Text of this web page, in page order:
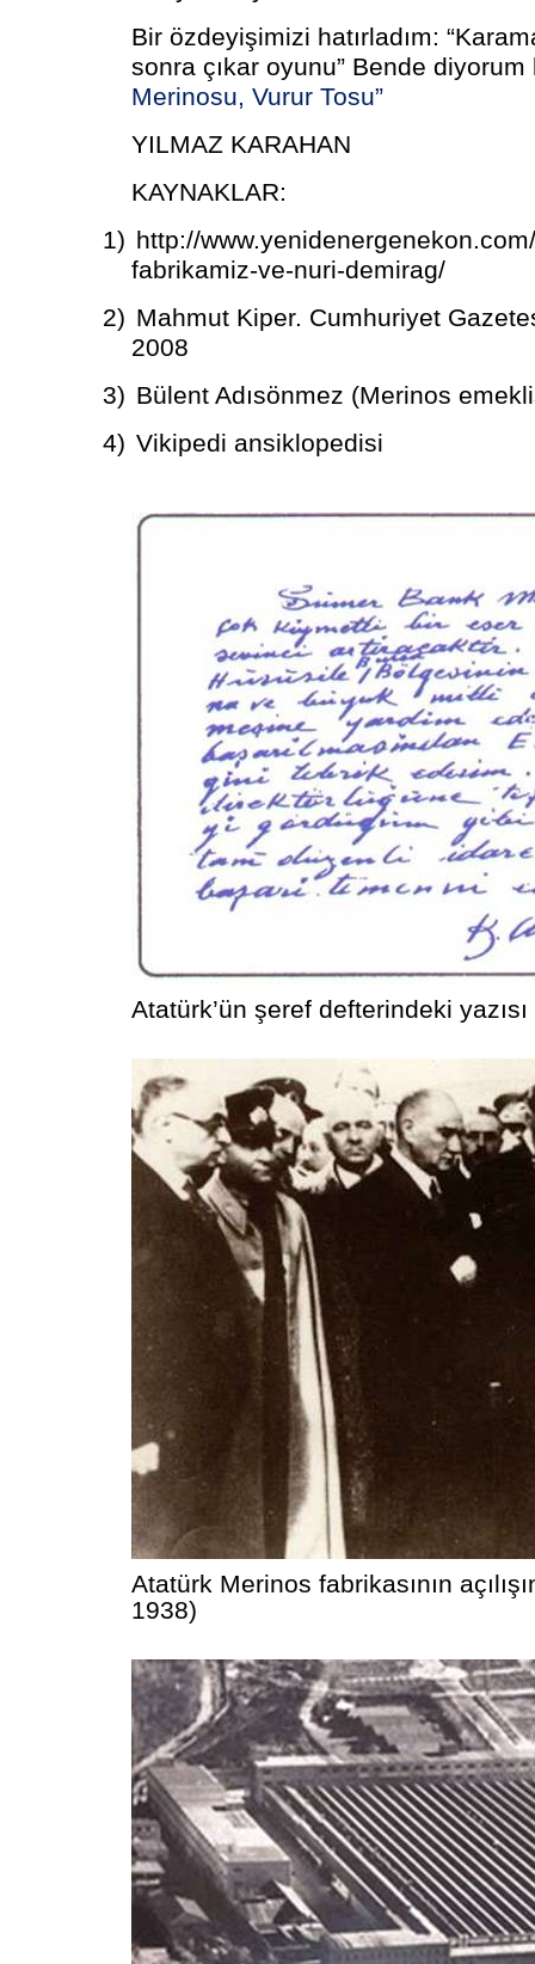
Bir özdeyişimizi hatırladım:
sonra çıkar oyunu” Bende
Merinosu, Vurur Tosu”
YILMAZ KARAHAN
KAYNAKLAR:
1) http://
fabrikamiz-ve-nuri-demirag/
2) Mahmut Kiper. Cumhuriyet
2008
3) Bülent Adısönmez (Merinos
4) Vikipedi ansiklopedisi
Atatürk’ün şeref defterindeki yazısı
Atatürk Merinos fabrikasının
1938)